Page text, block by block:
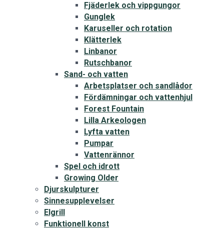
Fjäderlek och vippgungor
Gunglek
Karuseller och rotation
Klätterlek
Linbanor
Rutschbanor
Sand- och vatten
Arbetsplatser och sandlådor
Fördämningar och vattenhjul
Forest Fountain
Lilla Arkeologen
Lyfta vatten
Pumpar
Vattenrännor
Spel och idrott
Growing Older
Djurskulpturer
Sinnesupplevelser
Elgrill
Funktionell konst